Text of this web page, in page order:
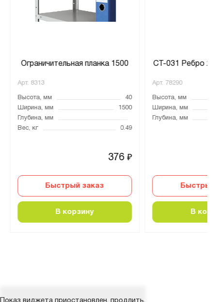
Ограничительная планка 1500
Арт. 8313
Высота, мм
40
Ширина, мм
1500
Глубина, мм
Вес, кг
0.49
376₽
Быстрый заказ
В корзину
СТ-031 Ребро
Арт. 78290
Высота, мм
Ширина, мм
Глубина, мм
Быстрый
В